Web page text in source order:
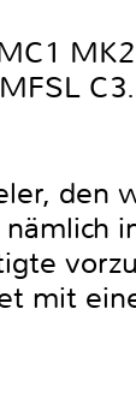
MK2
den
mit